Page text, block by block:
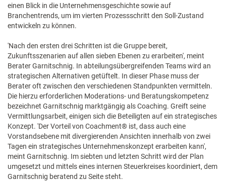
einen Blick in die Unternehmensgeschichte sowie auf
Branchentrends, um im vierten Prozessschritt den Soll-Zustand
entwickeln zu können.
'Nach den ersten drei Schritten ist die Gruppe bereit,
Zukunftsszenarien auf allen sieben Ebenen zu erarbeiten', meint
Berater Garnitschnig. In abteilungsübergreifenden Teams wird an
strategischen Alternativen getüftelt. In dieser Phase muss der
Berater oft zwischen den verschiedenen Standpunkten vermitteln.
Die hierzu erforderlichen Moderations- und Beratungskompetenz
bezeichnet Garnitschnig marktgängig als Coaching. Greift seine
Vermittlungsarbeit, einigen sich die Beteiligten auf ein strategisches
Konzept. 'Der Vorteil von Coachment® ist, dass auch eine
Vorstandsebene mit divergierenden Ansichten innerhalb von zwei
Tagen ein strategisches Unternehmenskonzept erarbeiten kann',
meint Garnitschnig. Im siebten und letzten Schritt wird der Plan
umgesetzt und mittels eines internen Steuerkreises koordiniert, dem
Garnitschnig beratend zu Seite steht.